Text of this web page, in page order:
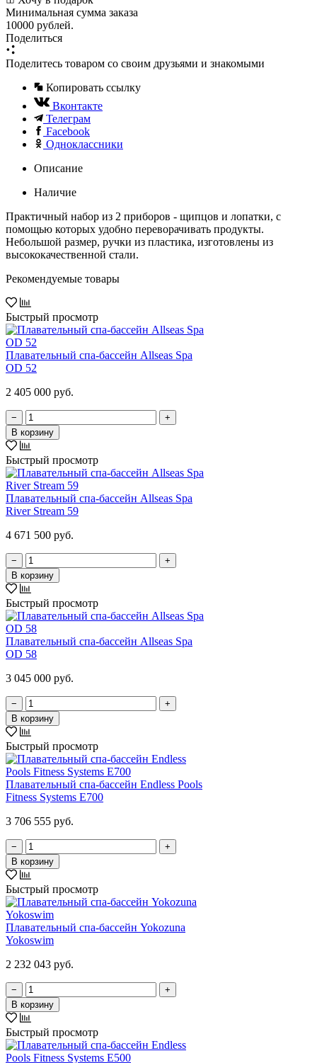
Минимальная сумма заказа
10000 рублей.
Поделиться
Поделитесь товаром со своим друзьями и знакомыми
Копировать ссылку
Вконтакте
Телеграм
Facebook
Одноклассники
Описание
Наличие
Практичный набор из 2 приборов - щипцов и лопатки, с
помощью которых удобно переворачивать продукты.
Небольшой размер, ручки из пластика, изготовлены из
высококачественной стали.
Рекомендуемые товары
Быстрый просмотр
Плавательный спа-бассейн Allseas Spa
OD 52
2 405 000 руб.
−
+
В корзину
Быстрый просмотр
Плавательный спа-бассейн Allseas Spa
River Stream 59
4 671 500 руб.
−
+
В корзину
Быстрый просмотр
Плавательный спа-бассейн Allseas Spa
OD 58
3 045 000 руб.
−
+
В корзину
Быстрый просмотр
Плавательный спа-бассейн Endless Pools
Fitness Systems E700
3 706 555 руб.
−
+
В корзину
Быстрый просмотр
Плавательный спа-бассейн Yokozuna
Yokoswim
2 232 043 руб.
−
+
В корзину
Быстрый просмотр